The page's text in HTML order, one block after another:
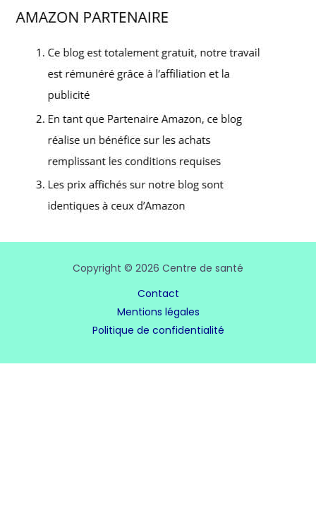
Copyright © 2026 Centre de santé
Contact
Mentions légales
Politique de confidentialité